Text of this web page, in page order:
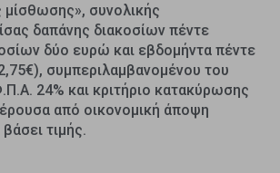
μίσθωσης», συνολικής
δαπάνης διακοσίων πέντε
δύο ευρώ και εβδομήντα πέντε
συμπεριλαμβανομένου του
24% και κριτήριο κατακύρωσης
από οικονομική άποψη
τιμής.